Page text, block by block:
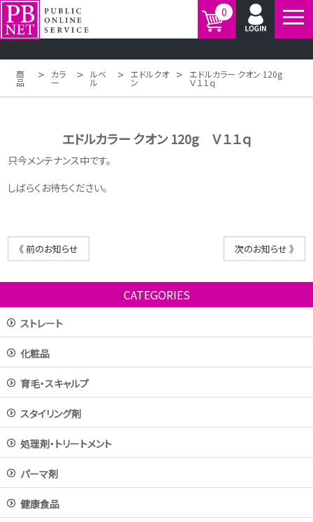
0
商
品 > カラ
ー > ルベ
ル > エドルクオ
ン > エドルカラー クオン 120g
Ｖ１１ｑ
エドルカラー クオン 120g Ｖ１１ｑ
只今メンテナンス中です。
しばらくお待ちください。
《 前のお知らせ 次のお知らせ 》
CATEGORIES
ストレート
化粧品
育毛・スキャルプ
スタイリング剤
処理剤・トリートメント
パーマ剤
健康食品